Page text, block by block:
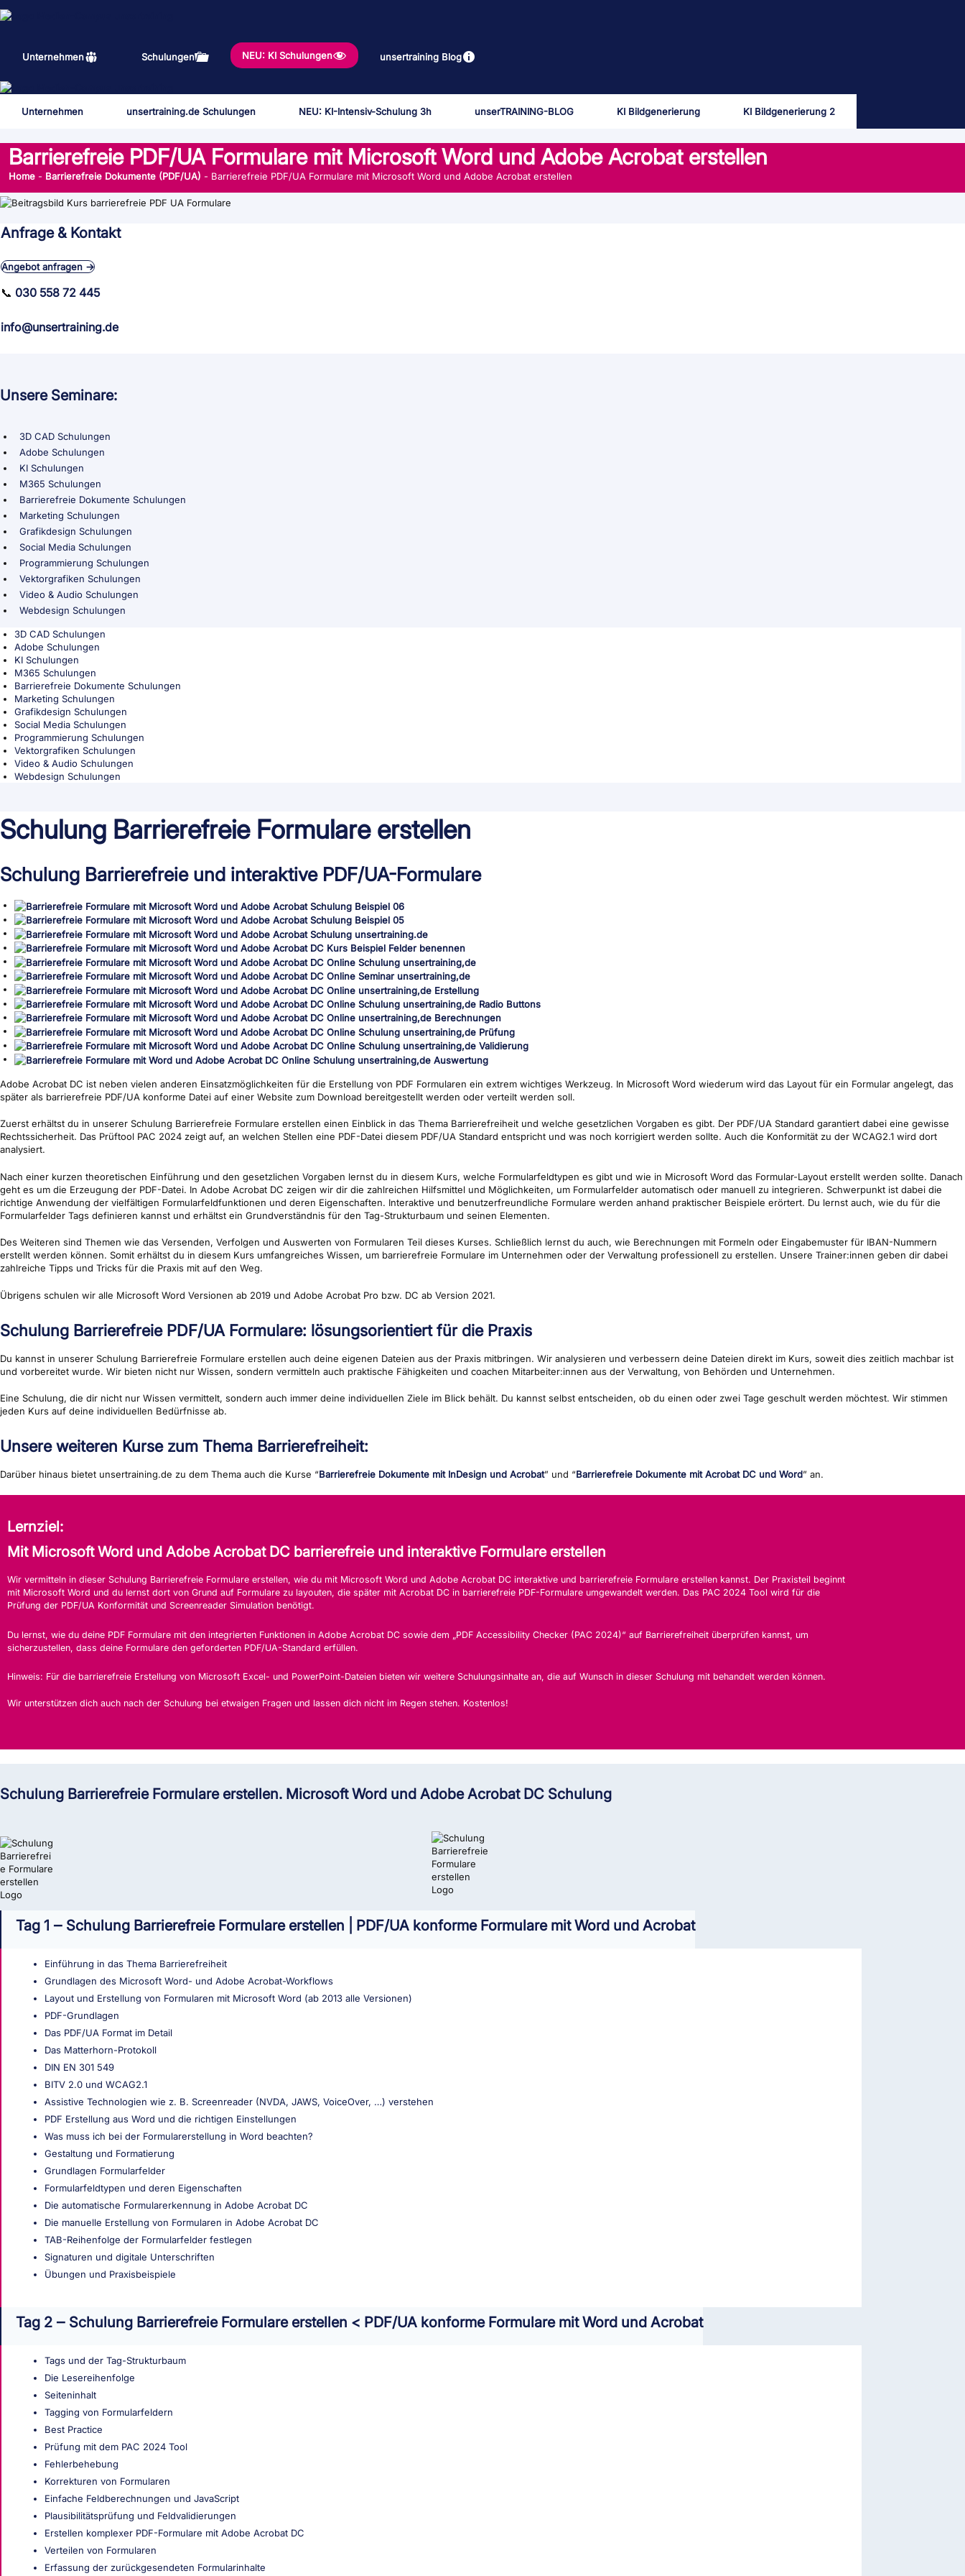
Inhalt
Unternehmen Schulungen NEU: KI Schulungen unsertraining Blog
Unternehmen unsertraining.de Schulungen NEU: KI-Intensiv-Schulung 3h unserTRAINING-BLOG KI Bildgenerierung KI Bildgenerierung 2
Barrierefreie PDF/UA Formulare mit Microsoft Word und Adobe Acrobat erstellen
Home - Barrierefreie Dokumente (PDF/UA) - Barrierefreie PDF/UA Formulare mit Microsoft Word und Adobe Acrobat erstellen
Anfrage & Kontakt
Angebot anfragen →
📞 030 558 72 445
info@unsertraining.de
Unsere Seminare:
3D CAD Schulungen
Adobe Schulungen
KI Schulungen
M365 Schulungen
Barrierefreie Dokumente Schulungen
Marketing Schulungen
Grafikdesign Schulungen
Social Media Schulungen
Programmierung Schulungen
Vektorgrafiken Schulungen
Video & Audio Schulungen
Webdesign Schulungen
3D CAD Schulungen
Adobe Schulungen
KI Schulungen
M365 Schulungen
Barrierefreie Dokumente Schulungen
Marketing Schulungen
Grafikdesign Schulungen
Social Media Schulungen
Programmierung Schulungen
Vektorgrafiken Schulungen
Video & Audio Schulungen
Webdesign Schulungen
Schulung Barrierefreie Formulare erstellen
Schulung Barrierefreie und interaktive PDF/UA-Formulare
Adobe Acrobat DC ist neben vielen anderen Einsatzmöglichkeiten für die Erstellung von PDF Formularen ein extrem wichtiges Werkzeug. In Microsoft Word wiederum wird das Layout für ein Formular angelegt, das
später als barrierefreie PDF/UA konforme Datei auf einer Website zum Download bereitgestellt werden oder verteilt werden soll.
Zuerst erhältst du in unserer Schulung Barrierefreie Formulare erstellen einen Einblick in das Thema Barrierefreiheit und welche gesetzlichen Vorgaben es gibt. Der PDF/UA Standard garantiert dabei eine gewisse
Rechtssicherheit. Das Prüftool PAC 2024 zeigt auf, an welchen Stellen eine PDF-Datei diesem PDF/UA Standard entspricht und was noch korrigiert werden sollte. Auch die Konformität zu der WCAG2.1 wird dort
analysiert.
Nach einer kurzen theoretischen Einführung und den gesetzlichen Vorgaben lernst du in diesem Kurs, welche Formularfeldtypen es gibt und wie in Microsoft Word das Formular-Layout erstellt werden sollte. Danach
geht es um die Erzeugung der PDF-Datei. In Adobe Acrobat DC zeigen wir dir die zahlreichen Hilfsmittel und Möglichkeiten, um Formularfelder automatisch oder manuell zu integrieren. Schwerpunkt ist dabei die
richtige Anwendung der vielfältigen Formularfeldfunktionen und deren Eigenschaften. Interaktive und benutzerfreundliche Formulare werden anhand praktischer Beispiele erörtert. Du lernst auch, wie du für die
Formularfelder Tags definieren kannst und erhältst ein Grundverständnis für den Tag-Strukturbaum und seinen Elementen.
Des Weiteren sind Themen wie das Versenden, Verfolgen und Auswerten von Formularen Teil dieses Kurses. Schließlich lernst du auch, wie Berechnungen mit Formeln oder Eingabemuster für IBAN-Nummern
erstellt werden können. Somit erhältst du in diesem Kurs umfangreiches Wissen, um barrierefreie Formulare im Unternehmen oder der Verwaltung professionell zu erstellen. Unsere Trainer:innen geben dir dabei
zahlreiche Tipps und Tricks für die Praxis mit auf den Weg.
Übrigens schulen wir alle Microsoft Word Versionen ab 2019 und Adobe Acrobat Pro bzw. DC ab Version 2021.
Schulung Barrierefreie PDF/UA Formulare: lösungsorientiert für die Praxis
Du kannst in unserer Schulung Barrierefreie Formulare erstellen auch deine eigenen Dateien aus der Praxis mitbringen. Wir analysieren und verbessern deine Dateien direkt im Kurs, soweit dies zeitlich machbar ist
und vorbereitet wurde. Wir bieten nicht nur Wissen, sondern vermitteln auch praktische Fähigkeiten und coachen Mitarbeiter:innen aus der Verwaltung, von Behörden und Unternehmen.
Eine Schulung, die dir nicht nur Wissen vermittelt, sondern auch immer deine individuellen Ziele im Blick behält. Du kannst selbst entscheiden, ob du einen oder zwei Tage geschult werden möchtest. Wir stimmen
jeden Kurs auf deine individuellen Bedürfnisse ab.
Unsere weiteren Kurse zum Thema Barrierefreiheit:
Darüber hinaus bietet unsertraining.de zu dem Thema auch die Kurse “Barrierefreie Dokumente mit InDesign und Acrobat” und “Barrierefreie Dokumente mit Acrobat DC und Word” an.
Lernziel:
Mit Microsoft Word und Adobe Acrobat DC barrierefreie und interaktive Formulare erstellen
Wir vermitteln in dieser Schulung Barrierefreie Formulare erstellen, wie du mit Microsoft Word und Adobe Acrobat DC interaktive und barrierefreie Formulare erstellen kannst. Der Praxisteil beginnt
mit Microsoft Word und du lernst dort von Grund auf Formulare zu layouten, die später mit Acrobat DC in barrierefreie PDF-Formulare umgewandelt werden. Das PAC 2024 Tool wird für die
Prüfung der PDF/UA Konformität und Screenreader Simulation benötigt.
Du lernst, wie du deine PDF Formulare mit den integrierten Funktionen in Adobe Acrobat DC sowie dem „PDF Accessibility Checker (PAC 2024)“ auf Barrierefreiheit überprüfen kannst, um
sicherzustellen, dass deine Formulare den geforderten PDF/UA-Standard erfüllen.
Hinweis: Für die barrierefreie Erstellung von Microsoft Excel- und PowerPoint-Dateien bieten wir weitere Schulungsinhalte an, die auf Wunsch in dieser Schulung mit behandelt werden können.
Wir unterstützen dich auch nach der Schulung bei etwaigen Fragen und lassen dich nicht im Regen stehen. Kostenlos!
Schulung Barrierefreie Formulare erstellen. Microsoft Word und Adobe Acrobat DC Schulung
Tag 1 ‒ Schulung Barrierefreie Formulare erstellen | PDF/UA konforme Formulare mit Word und Acrobat
Einführung in das Thema Barrierefreiheit
Grundlagen des Microsoft Word- und Adobe Acrobat-Workflows
Layout und Erstellung von Formularen mit Microsoft Word (ab 2013 alle Versionen)
PDF-Grundlagen
Das PDF/UA Format im Detail
Das Matterhorn-Protokoll
DIN EN 301 549
BITV 2.0 und WCAG2.1
Assistive Technologien wie z. B. Screenreader (NVDA, JAWS, VoiceOver, …) verstehen
PDF Erstellung aus Word und die richtigen Einstellungen
Was muss ich bei der Formularerstellung in Word beachten?
Gestaltung und Formatierung
Grundlagen Formularfelder
Formularfeldtypen und deren Eigenschaften
Die automatische Formularerkennung in Adobe Acrobat DC
Die manuelle Erstellung von Formularen in Adobe Acrobat DC
TAB-Reihenfolge der Formularfelder festlegen
Signaturen und digitale Unterschriften
Übungen und Praxisbeispiele
Tag 2 ‒ Schulung Barrierefreie Formulare erstellen < PDF/UA konforme Formulare mit Word und Acrobat
Tags und der Tag-Strukturbaum
Die Lesereihenfolge
Seiteninhalt
Tagging von Formularfeldern
Best Practice
Prüfung mit dem PAC 2024 Tool
Fehlerbehebung
Korrekturen von Formularen
Einfache Feldberechnungen und JavaScript
Plausibilitätsprüfung und Feldvalidierungen
Erstellen komplexer PDF-Formulare mit Adobe Acrobat DC
Verteilen von Formularen
Erfassung der zurückgesendeten Formularinhalte